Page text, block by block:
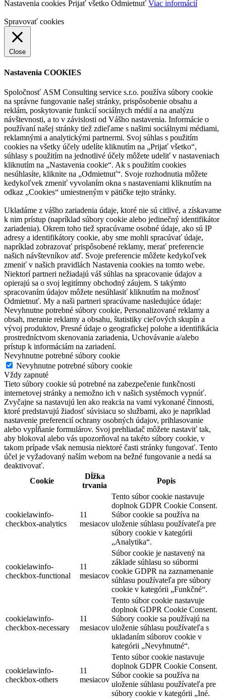
Nastavenia cookies Prijať všetko Odmietnuť Viac informácií
Spravovať cookies
Close
Nastavenia COOKIES
Spoločnosť ASM Consulting service s.r.o. používa súbory cookie
na správne fungovanie našej stránky, prispôsobenie obsahu a
reklám, poskytovanie funkcií sociálnych médií a na analýzu
návštevnosti, a to v závislosti od Vášho nastavenia. Informácie o
používaní našej stránky tiež zdieľame s našimi sociálnymi médiami,
reklamnými a analytickými partnermi. Svoj súhlas s použitím
cookies na všetky účely udelíte kliknutím na „Prijať všetko“,
súhlasy s použitím na jednotlivé účely môžete udeliť v nastaveniach
kliknutím na „Nastavenia cookie“. Ak s použitím cookies
nesúhlasíte, kliknite na „Odmietnuť“. Svoje rozhodnutia môžete
kedykoľvek zmeniť vyvolaním okna s nastaveniami kliknutím na
odkaz „Cookies“ umiestneným v pätičke tejto stránky.
Ukladáme z vášho zariadenia údaje, ktoré nie sú citlivé, a získavame
k nim prístup (napríklad súbory cookie alebo jedinečný identifikátor
zariadenia). Okrem toho tiež spracúvame osobné údaje, ako sú IP
adresy a identifikátory cookie, aby sme mohli spracúvať údaje,
napríklad zobrazovať prispôsobené reklamy, merať preferencie
našich návštevníkov atď. Svoje preferencie môžete kedykoľvek
zmeniť v našich pravidlách Nastavenia cookies na tomto webe.
Niektorí partneri nežiadajú váš súhlas na spracovanie údajov a
opierajú sa o svoj legitímny obchodný záujem. S takýmto
spracovaním údajov môžete nesúhlasiť kliknutím na možnosť
Odmietnuť. My a naši partneri spracúvame nasledujúce údaje:
Nevyhnutne potrebné súbory cookie, Personalizované reklamy a
obsah, meranie reklamy a obsahu, štatistiky cieľových skupín a
vývoj produktov, Presné údaje o geografickej polohe a identifikácia
prostredníctvom skenovania zariadenia, Uchovávanie a/alebo
prístup k informáciám na zariadení.
Nevyhnutne potrebné súbory cookie
Nevyhnutne potrebné súbory cookie
Vždy zapnuté
Tieto súbory cookie sú potrebné na zabezpečenie funkčnosti
internetovej stránky a nemožno ich v našich systémoch vypnúť.
Zvyčajne sa nastavujú len ako reakcia na vami vykonané činnosti,
ktoré predstavujú žiadosť súvisiacu so službami, ako je napríklad
nastavenie preferencií ochrany osobných údajov, prihlasovanie
alebo vypĺňanie formulárov. Svoj prehliadač môžete nastaviť tak,
aby blokoval alebo vás upozorňoval na takéto súbory cookie, v
takom prípade však nemusia niektoré časti stránky fungovať. Tento
účel je vyžadovaný naším webom na bežné fungovanie a nedá sa
deaktivovať.
Cookie
Dĺžka
trvania
Popis
cookielawinfo-
checkbox-analytics
11
mesiacov
Tento súbor cookie nastavuje
doplnok GDPR Cookie Consent.
Súbor cookie sa používa na
uloženie súhlasu používateľa pre
súbory cookie v kategórii
„Analytika“.
cookielawinfo-
checkbox-functional
11
mesiacov
Súbor cookie je nastavený na
základe súhlasu so súbormi
cookie GDPR na zaznamenanie
súhlasu používateľa pre súbory
cookie v kategórii „Funkčné“.
cookielawinfo-
checkbox-necessary
11
mesiacov
Tento súbor cookie nastavuje
doplnok GDPR Cookie Consent.
Súbory cookie sa používajú na
uloženie súhlasu používateľa s
ukladaním súborov cookie v
kategórii „Nevyhnutné“.
cookielawinfo-
checkbox-others
11
mesiacov
Tento súbor cookie nastavuje
doplnok GDPR Cookie Consent.
Súbor cookie sa používa na
uloženie súhlasu používateľa pre
súbory cookie v kategórii „Iné.